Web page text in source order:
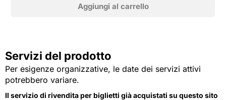
Servizi del prodotto
Per esigenze organizzative, le date dei servizi attivi
potrebbero variare.
Il servizio di rivendita per biglietti già acquistati su questo sito